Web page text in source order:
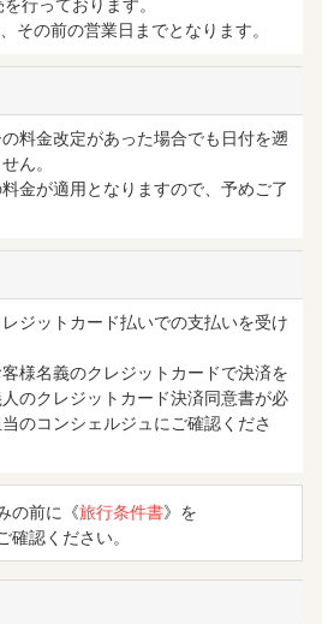
行っております。
その前の営業日までとなります。
料金改定があった場合でも日付を遡
ん。
金が適用となりますので、予めご了
ジットカード払いでの支払いを受け
様名義のクレジットカードで決済を
のクレジットカード決済同意書が必
のコンシェルジュにご確認くださ
の前に《旅行条件書》を
確認ください。